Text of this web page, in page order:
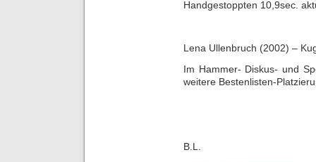
Handgestoppten 10,9sec.
Lena Ullenbruch (2002) –
Im Hammer- Diskus- und
weitere Bestenlisten-
B.L.